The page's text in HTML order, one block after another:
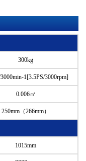
300kg
1[3.5PS/3000rpm]
0.006㎥
250mm（266mm）
1015mm